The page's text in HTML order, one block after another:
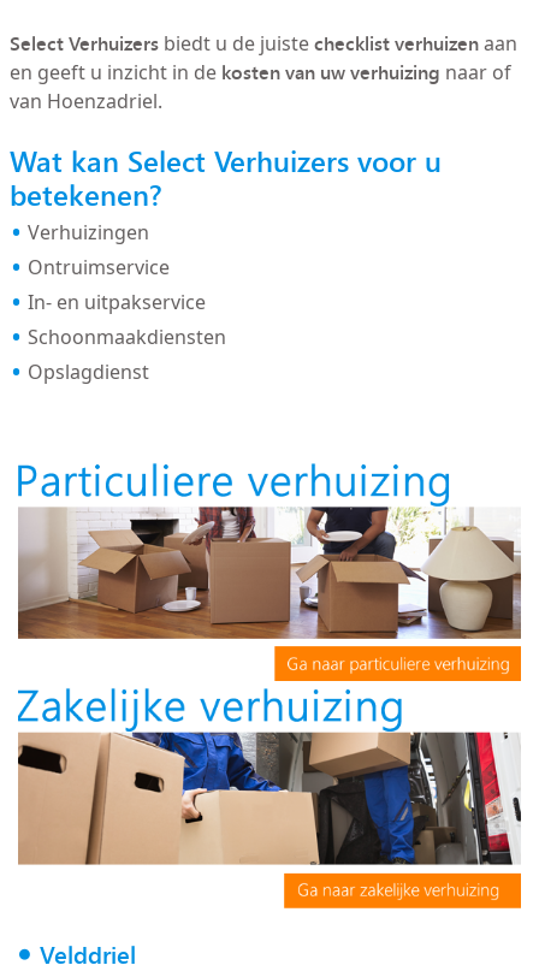
Select Verhuizersbiedt u de juistechecklist verhuizenaan
en geeft u inzicht in de kosten van uw verhuizing naar of
van Hoenzadriel.
Wat kan Select Verhuizers voor u
betekenen?
Verhuizingen
Ontruimservice
In- en uitpakservice
Schoonmaakdiensten
Opslagdienst
Velddriel